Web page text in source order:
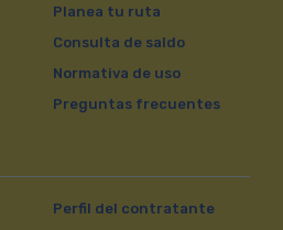
Planea tu ruta
Consulta de saldo
Normativa de uso
Preguntas frecuentes
Perfil del contratante